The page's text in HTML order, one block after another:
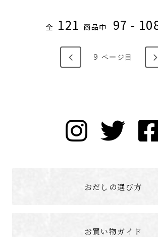
全 121 商品中 97 -
9ページ目
おだしの選び方
お買い物ガイド